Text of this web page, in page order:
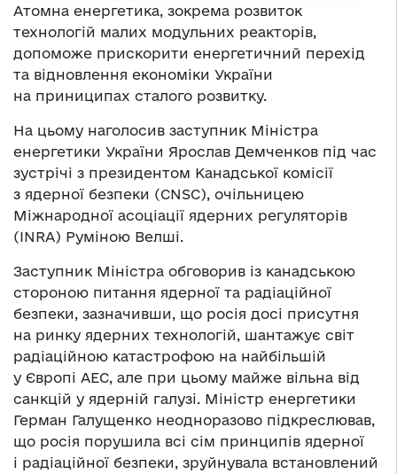
Атомна енергетика, зокрема розвиток
технологій малих модульних реакторів,
допоможе прискорити енергетичний перехід
та відновлення економіки України
на приниципах сталого розвитку.
На цьому наголосив заступник Міністра
енергетики України Ярослав Демченков під час
зустрічі з президентом Канадської комісії
з ядерної безпеки (CNSC), очільницею
Міжнародної асоціації ядерних регуляторів
(INRA) Руміною Велші.
Заступник Міністра обговорив із канадською
стороною питання ядерної та радіаційної
безпеки, зазначивши, що росія досі присутня
на ринку ядерних технологій, шантажує світ
радіаційною катастрофою на найбільшій
у Європі АЕС, але при цьому майже вільна від
санкцій у ядерній галузі. Міністр енергетики
Герман Галущенко неодноразово підкреслював,
що росія порушила всі сім принципів ядерної
і радіаційної безпеки, зруйнувала встановлений